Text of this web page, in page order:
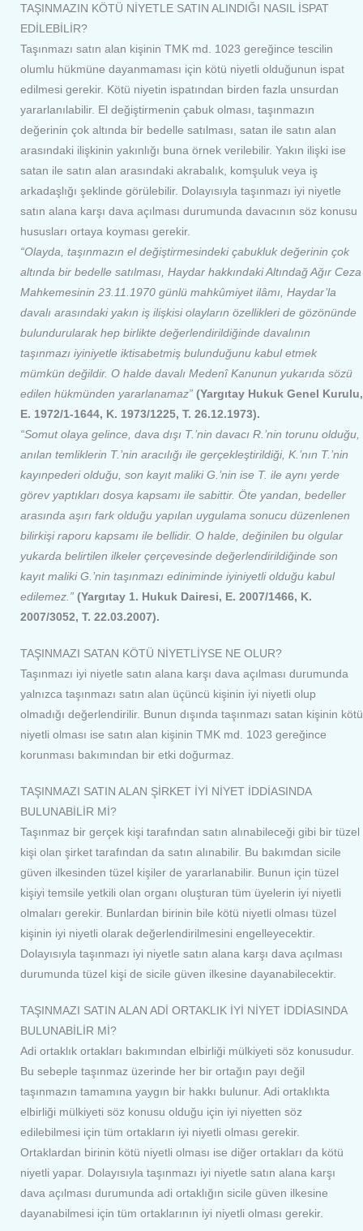
TAŞINMAZIN KÖTÜ NİYETLE SATIN ALINDIĞI NASIL İSPAT
EDİLEBİLİR?
Taşınmazı satın alan kişinin TMK md. 1023 gereğince tescilin
olumlu hükmüne dayanmaması için kötü niyetli olduğunun ispat
edilmesi gerekir. Kötü niyetin ispatından birden fazla unsurdan
yararlanılabilir. El değiştirmenin çabuk olması, taşınmazın
değerinin çok altında bir bedelle satılması, satan ile satın alan
arasındaki ilişkinin yakınlığı buna örnek verilebilir. Yakın ilişki ise
satan ile satın alan arasındaki akrabalık, komşuluk veya iş
arkadaşlığı şeklinde görülebilir. Dolayısıyla taşınmazı iyi niyetle
satın alana karşı dava açılması durumunda davacının söz konusu
hususları ortaya koyması gerekir.
“Olayda, taşınmazın el değiştirmesindeki çabukluk değerinin çok
altında bir bedelle satılması, Haydar hakkındaki Altındağ Ağır Ceza
Mahkemesinin 23.11.1970 günlü mahkûmiyet ilâmı, Haydar’la
davalı arasındaki yakın iş ilişkisi olayların özellikleri de gözönünde
bulundurularak hep birlikte değerlendirildiğinde davalının
taşınmazı iyiniyetle iktisabetmiş bulunduğunu kabul etmek
mümkün değildir. O halde davalı Medenî Kanunun yukarıda sözü
edilen hükmünden yararlanamaz” (Yargıtay Hukuk Genel Kurulu,
E. 1972/1-1644, K. 1973/1225, T. 26.12.1973).
“Somut olaya gelince, dava dışı T.’nin davacı R.’nin torunu olduğu,
anılan temliklerin T.’nin aracılığı ile gerçekleştirildiği, K.’nın T.’nin
kayınpederi olduğu, son kayıt maliki G.’nin ise T. ile aynı yerde
görev yaptıkları dosya kapsamı ile sabittir. Öte yandan, bedeller
arasında aşırı fark olduğu yapılan uygulama sonucu düzenlenen
bilirkişi raporu kapsamı ile bellidir. O halde, değinilen bu olgular
yukarda belirtilen ilkeler çerçevesinde değerlendirildiğinde son
kayıt maliki G.’nin taşınmazı ediniminde iyiniyetli olduğu kabul
edilemez.” (Yargıtay 1. Hukuk Dairesi, E. 2007/1466, K.
2007/3052, T. 22.03.2007).
TAŞINMAZI SATAN KÖTÜ NİYETLİYSE NE OLUR?
Taşınmazı iyi niyetle satın alana karşı dava açılması durumunda
yalnızca taşınmazı satın alan üçüncü kişinin iyi niyetli olup
olmadığı değerlendirilir. Bunun dışında taşınmazı satan kişinin kötü
niyetli olması ise satın alan kişinin TMK md. 1023 gereğince
korunması bakımından bir etki doğurmaz.
TAŞINMAZI SATIN ALAN ŞİRKET İYİ NİYET İDDİASINDA
BULUNABİLİR Mİ?
Taşınmaz bir gerçek kişi tarafından satın alınabileceği gibi bir tüzel
kişi olan şirket tarafından da satın alınabilir. Bu bakımdan sicile
güven ilkesinden tüzel kişiler de yararlanabilir. Bunun için tüzel
kişiyi temsile yetkili olan organı oluşturan tüm üyelerin iyi niyetli
olmaları gerekir. Bunlardan birinin bile kötü niyetli olması tüzel
kişinin iyi niyetli olarak değerlendirilmesini engelleyecektir.
Dolayısıyla taşınmazı iyi niyetle satın alana karşı dava açılması
durumunda tüzel kişi de sicile güven ilkesine dayanabilecektir.
TAŞINMAZI SATIN ALAN ADİ ORTAKLIK İYİ NİYET İDDİASINDA
BULUNABİLİR Mİ?
Adi ortaklık ortakları bakımından elbirliği mülkiyeti söz konusudur.
Bu sebeple taşınmaz üzerinde her bir ortağın payı değil
taşınmazın tamamına yaygın bir hakkı bulunur. Adi ortaklıkta
elbirliği mülkiyeti söz konusu olduğu için iyi niyetten söz
edilebilmesi için tüm ortakların iyi niyetli olması gerekir.
Ortaklardan birinin kötü niyetli olması ise diğer ortakları da kötü
niyetli yapar. Dolayısıyla taşınmazı iyi niyetle satın alana karşı
dava açılması durumunda adi ortaklığın sicile güven ilkesine
dayanabilmesi için tüm ortaklarının iyi niyetli olması gerekir.